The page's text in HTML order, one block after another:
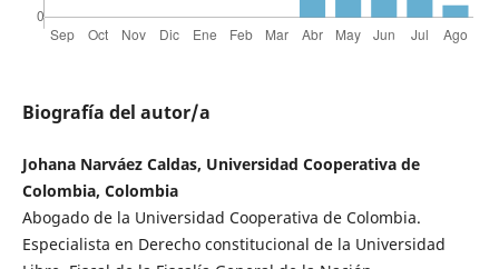
Biografía del autor/a
Johana Narváez Caldas, Universidad Cooperativa de
Colombia, Colombia
Abogado de la Universidad Cooperativa de Colombia.
Especialista en Derecho constitucional de la Universidad